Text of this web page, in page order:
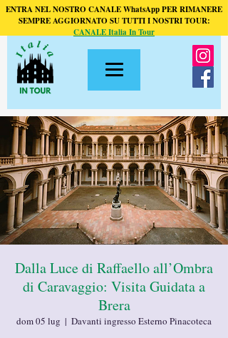
ENTRA NEL NOSTRO CANALE WhatsApp PER RIMANERE
SEMPRE AGGIORNATO SU TUTTI I NOSTRI TOUR:
CANALE Italia In Tour
Dalla Luce di Raffaello all’Ombra
di Caravaggio: Visita Guidata a
Brera
dom 05 lug
  |
Davanti ingresso Esterno Pinacoteca